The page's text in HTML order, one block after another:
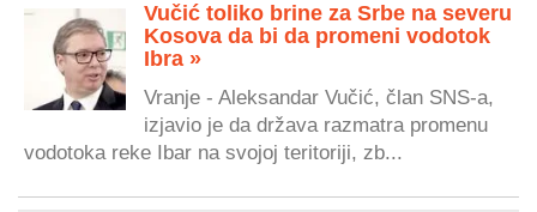
Vučić toliko brine za Srbe na severu
Kosova da bi da promeni vodotok
Ibra »
Vranje - Aleksandar Vučić, član SNS-a,
izjavio je da država razmatra promenu
vodotoka reke Ibar na svojoj teritoriji, zb...